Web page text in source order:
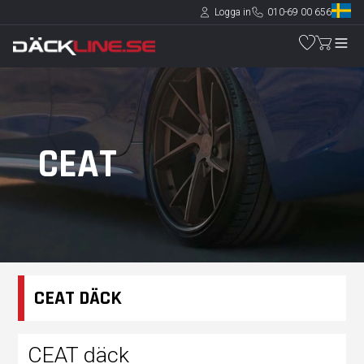
Logga in 010-69 00 656
CEAT
CEAT DÄCK
CEAT däck